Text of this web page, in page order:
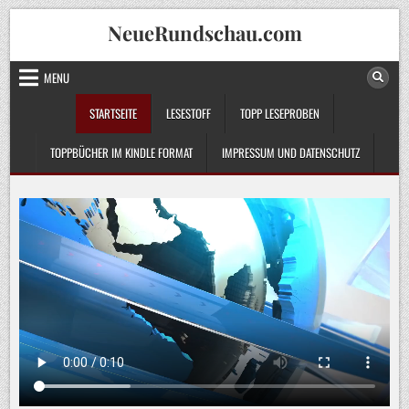
Skip
to
content
NeueRundschau.com
MENU
STARTSEITE
LESESTOFF TOPP LESEPROBEN
TOPPBÜCHER IM KINDLE FORMAT IMPRESSUM UND DATENSCHUTZ